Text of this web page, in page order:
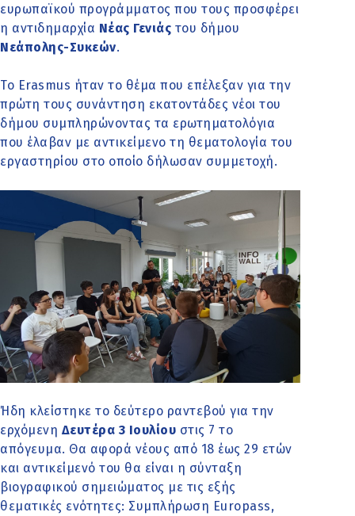
ευρωπαϊκού προγράμματος που τους προσφέρει
η αντιδημαρχία Νέας Γενιάς του δήμου
Νεάπολης-Συκεών.
Το Erasmus ήταν το θέμα που επέλεξαν για την
πρώτη τους συνάντηση εκατοντάδες νέοι του
δήμου συμπληρώνοντας τα ερωτηματολόγια
που έλαβαν με αντικείμενο τη θεματολογία του
εργαστηρίου στο οποίο δήλωσαν συμμετοχή.
Ήδη κλείστηκε το δεύτερο ραντεβού για την
ερχόμενη Δευτέρα 3 Ιουλίου στις 7 το
απόγευμα. Θα αφορά νέους από 18 έως 29 ετών
και αντικείμενό του θα είναι η σύνταξη
βιογραφικού σημειώματος με τις εξής
θεματικές ενότητες: Συμπλήρωση Europass,